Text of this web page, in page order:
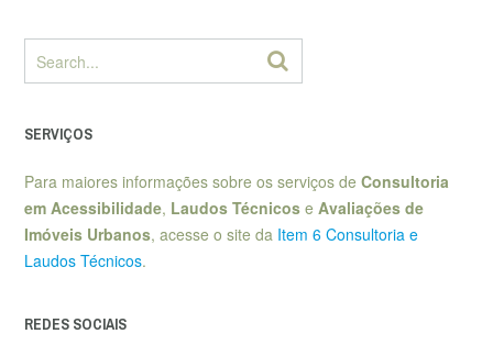
SERVIÇOS
Para maiores informações sobre os serviços de Consultoria
em Acessibilidade, Laudos Técnicos e Avaliações de
Imóveis Urbanos, acesse o site da Item 6 Consultoria e
Laudos Técnicos.
REDES SOCIAIS